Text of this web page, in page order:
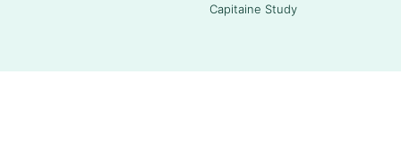
Capitaine Study